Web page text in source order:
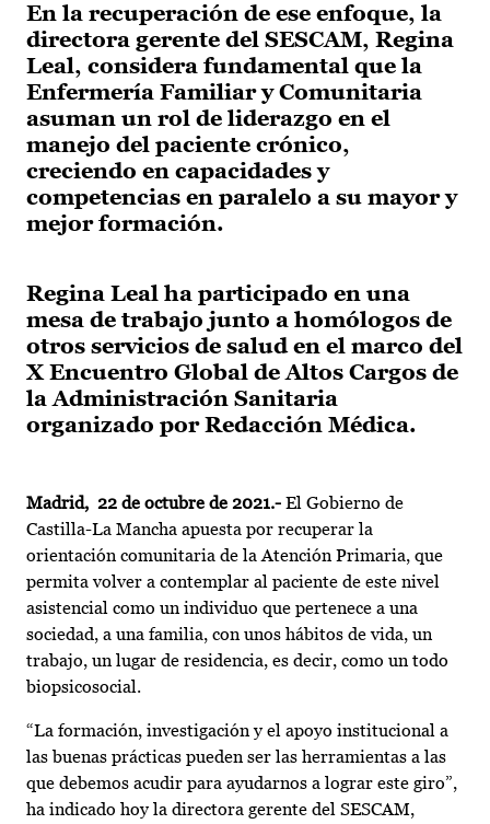
En la recuperación de ese enfoque, la
directora gerente del SESCAM, Regina
Leal, considera fundamental que la
Enfermería Familiar y Comunitaria
asuman un rol de liderazgo en el
manejo del paciente crónico,
creciendo en capacidades y
competencias en paralelo a su mayor y
mejor formación.
Regina Leal ha participado en una
mesa de trabajo junto a homólogos de
otros servicios de salud en el marco del
X Encuentro Global de Altos Cargos de
la Administración Sanitaria
organizado por Redacción Médica.
Madrid, 22 de octubre de 2021.- El Gobierno de
Castilla-La Mancha apuesta por recuperar la
orientación comunitaria de la Atención Primaria, que
permita volver a contemplar al paciente de este nivel
asistencial como un individuo que pertenece a una
sociedad, a una familia, con unos hábitos de vida, un
trabajo, un lugar de residencia, es decir, como un todo
biopsicosocial.
“La formación, investigación y el apoyo institucional a
las buenas prácticas pueden ser las herramientas a las
que debemos acudir para ayudarnos a lograr este giro”,
ha indicado hoy la directora gerente del SESCAM,